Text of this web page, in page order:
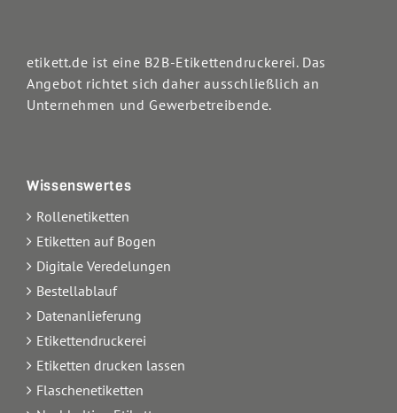
etikett.de ist eine B2B-Etikettendruckerei. Das
Angebot richtet sich daher ausschließlich an
Unternehmen und Gewerbetreibende.
Wissenswertes
Rollenetiketten
Etiketten auf Bogen
Digitale Veredelungen
Bestellablauf
Datenanlieferung
Etikettendruckerei
Etiketten drucken lassen
Flaschenetiketten